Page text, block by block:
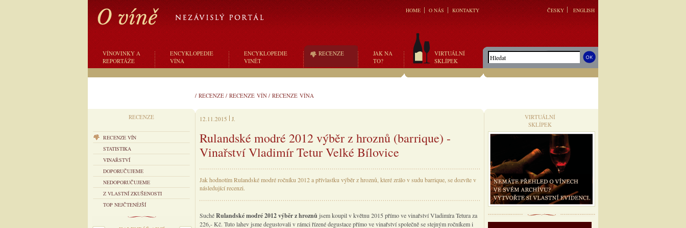
HOME O NÁS KONTAKTY ČESKY ENGLISH
VÍNOVINKY A
REPORTÁŽE
ENCYKLOPEDIE
VÍNA
ENCYKLOPEDIE
VINĚT
RECENZE
JAK NA
TO?
VIRTUÁLNÍ
SKLÍPEK
/ RECENZE / RECENZE VÍN / RECENZE VÍNA
RECENZE
RECENZE VÍN
STATISTIKA
VINAŘSTVÍ
DOPORUČUJEME
NEDOPORUČUJEME
Z VLASTNÍ ZKUŠENOSTI
TOP NEJČTENĚJŠÍ
12.11.2015 J.
Rulandské modré 2012 výběr z hroznů (barrique) -
Vinařství Vladimír Tetur Velké Bílovice
Jak hodnotím Rulandské modré ročníku 2012 a přívlastku výběr z hroznů, které zrálo v sudu barrique, se dozvíte v
následující recenzi.
SuchéRulandské modré 2012 výběr z hroznůjsem koupil v květnu 2015 přímo ve vinařství Vladimíra Tetura za
226,- Kč. Tuto lahev jsme degustovali v rámci řízené degustace přímo ve vinařství společně se stejným ročníkem i
VIRTUÁLNÍ
SKLÍPEK